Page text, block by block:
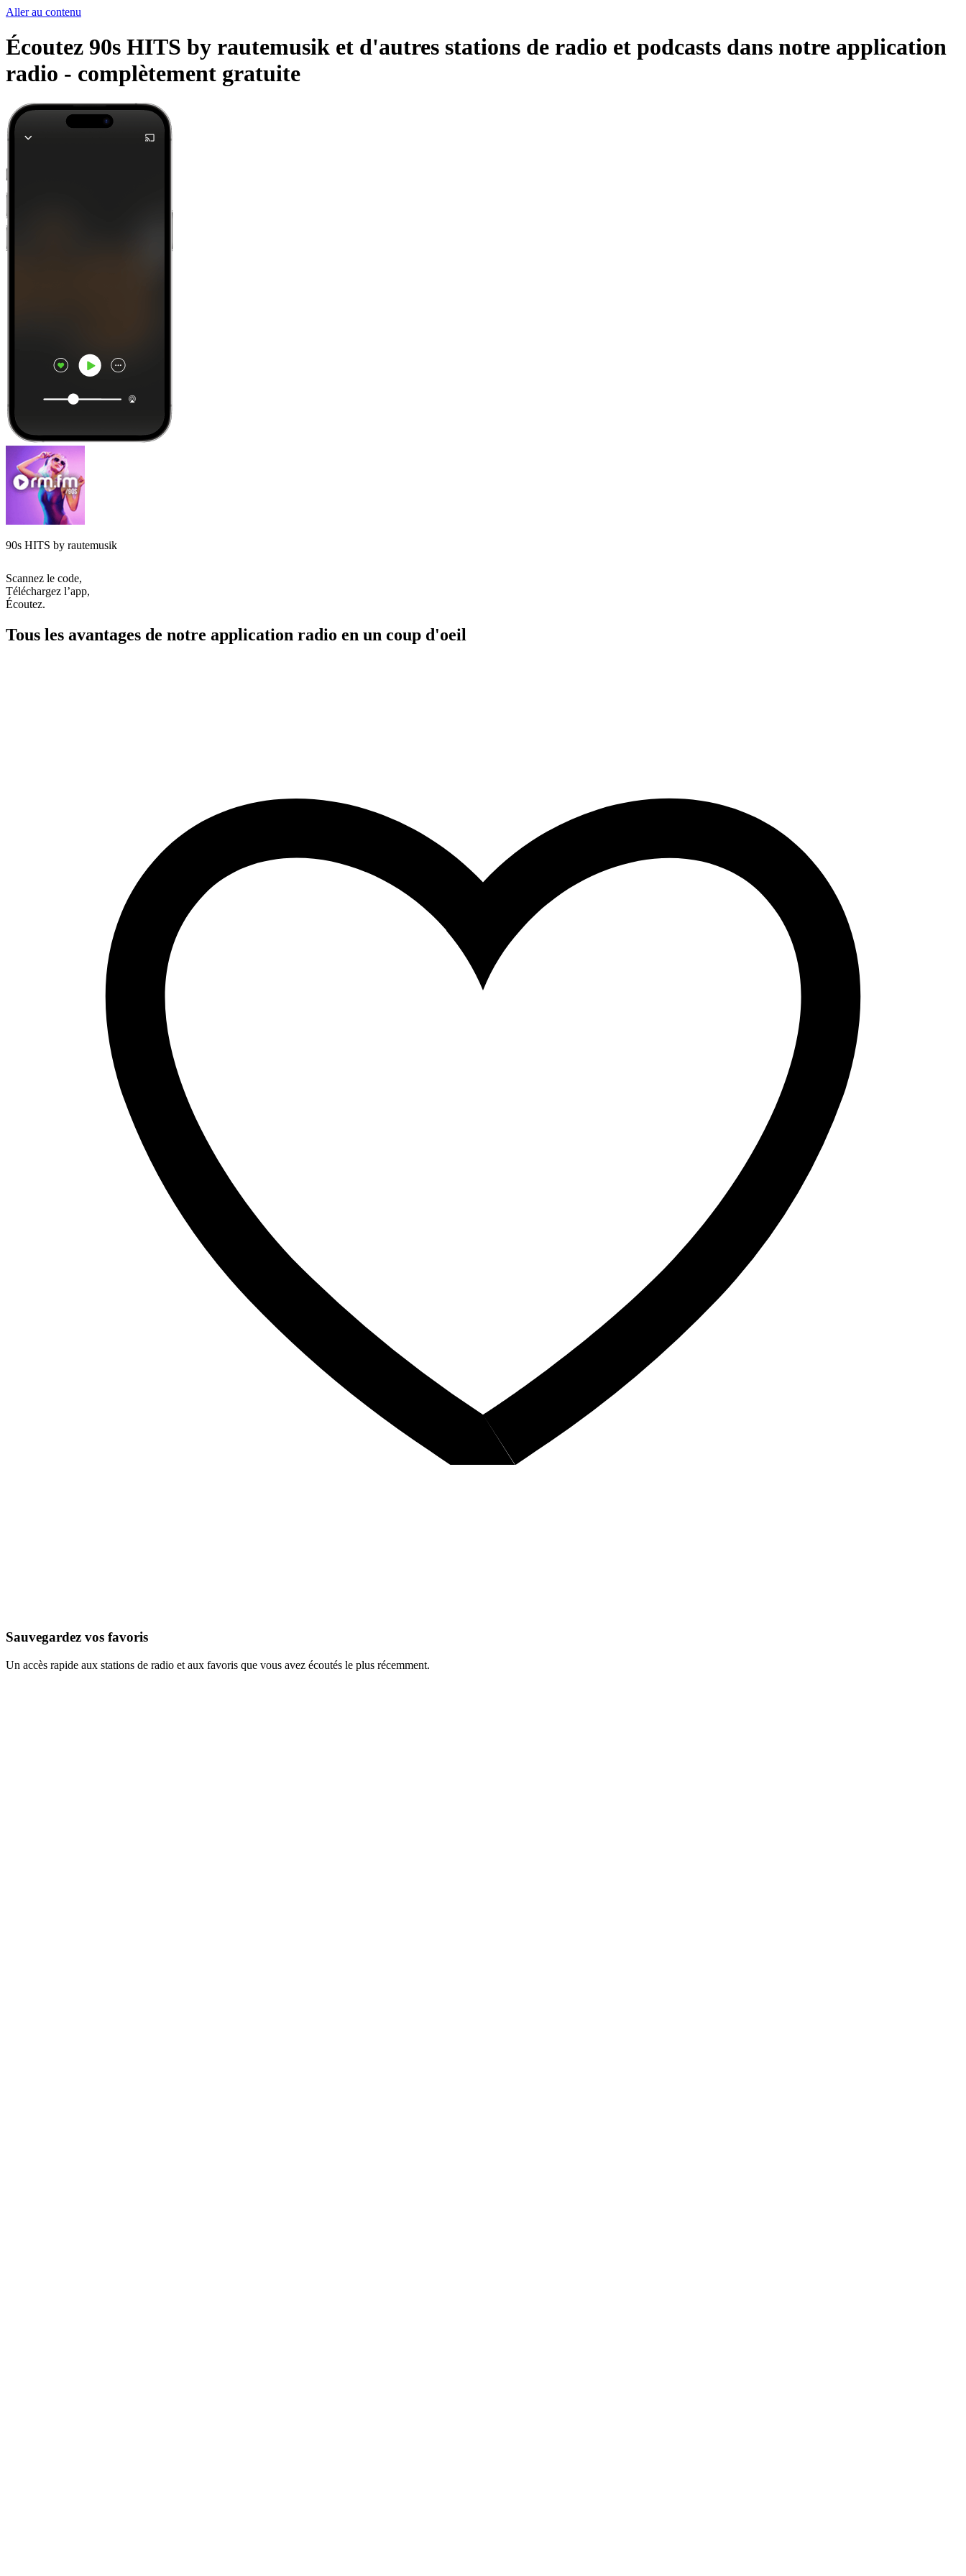
Aller au contenu
Écoutez 90s HITS by rautemusik et d'autres stations de radio et podcasts dans notre application
radio - complètement gratuite
90s HITS by rautemusik
Scannez le code,
Téléchargez l’app,
Écoutez.
Tous les avantages de notre application radio en un coup d'oeil
Sauvegardez vos favoris
Un accès rapide aux stations de radio et aux favoris que vous avez écoutés le plus récemment.